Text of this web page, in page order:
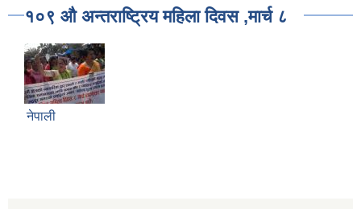
१०९ औ अन्तराष्ट्रिय महिला दिवस ,मार्च ८
नेपाली